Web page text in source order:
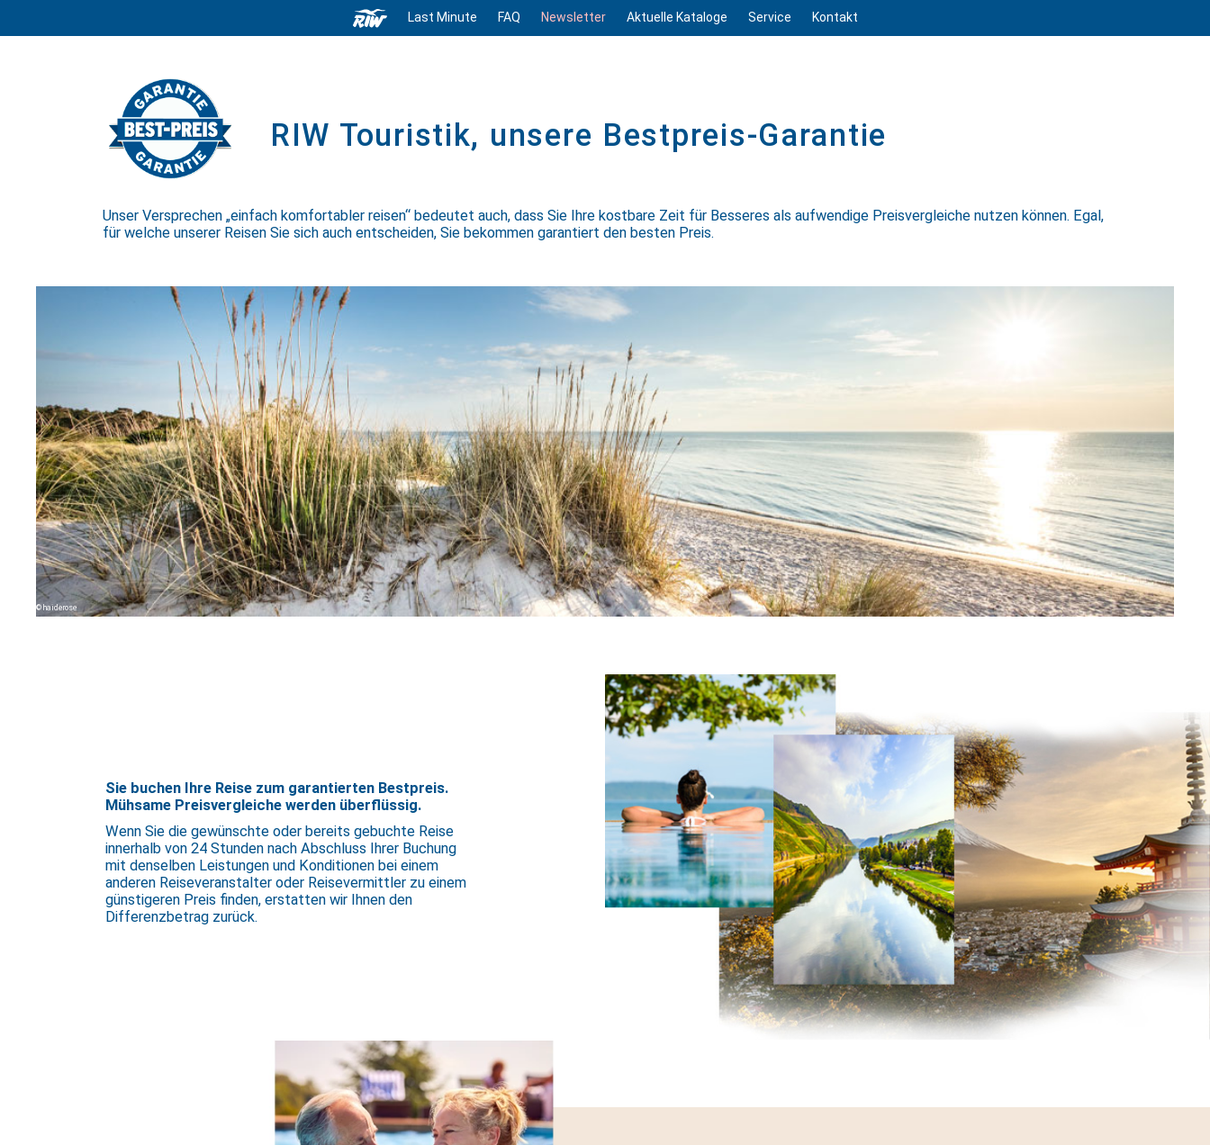
Last Minute FAQ Newsletter Aktuelle Kataloge Service Kontakt
RIW Touristik, unsere Bestpreis-Garantie
Unser Versprechen „einfach komfortabler reisen“ bedeutet auch, dass Sie Ihre kostbare Zeit für Besseres als aufwendige Preis­ver­gleiche nutzen können. Egal,
für welche unserer Reisen Sie sich auch entscheiden, Sie bekommen garantiert den besten Preis.
haiderose
Sie buchen Ihre Reise zum garantierten Bestpreis.
Mühsame Preisvergleiche werden überflüssig.
Wenn Sie die gewünschte oder bereits gebuchte Reise
innerhalb von 24 Stunden nach Abschluss Ihrer Buchung
mit denselben Leistungen und Konditionen bei einem
anderen Reiseveranstalter oder Reisevermittler zu einem
günstigeren Preis finden, erstatten wir Ihnen den
Differenzbetrag zurück.